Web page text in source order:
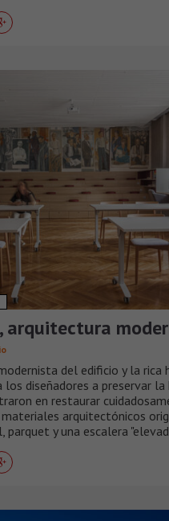
arquitectura
del edificio y la rica
los diseñadores a preservar la
en restaurar
arquitectónicos
parquet y una escalera